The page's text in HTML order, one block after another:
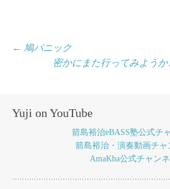
投
ビ
← 鳩パニック
密かにまた行ってみよう
Yuji on YouTube
箭島裕治eBASS塾公式チ
箭島裕治・演奏動画チャ
AmaKha公式チャン